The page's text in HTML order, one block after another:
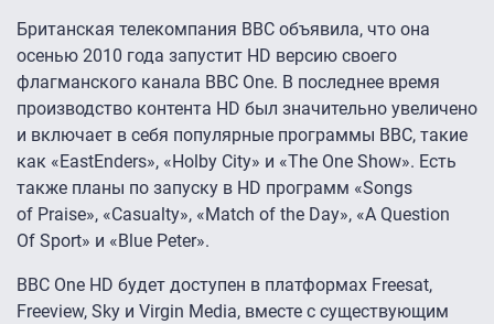
Британская телекомпания BBC объявила, что она
осенью 2010 года запустит HD версию своего
флагманского канала BBC One. В последнее время
производство контента HD был значительно увеличено
и включает в себя популярные программы BBC, такие
как «EastEnders», «Holby City» и «The One Show». Есть
также планы по запуску в HD программ «Songs
of Praise», «Casualty», «Match of the Day», «A Question
Of Sport» и «Blue Peter».
BBC One HD будет доступен в платформах Freesat,
Freeview, Sky и Virgin Media, вместе с существующим